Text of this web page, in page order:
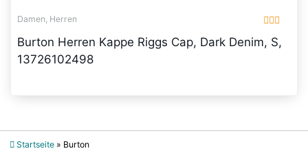
Damen, Herren
Burton Herren Kappe Riggs Cap, Dark Denim, S,
13726102498
Startseite » Burton